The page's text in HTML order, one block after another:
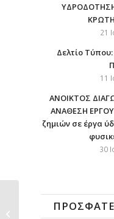
21
Δελτίο
11
ΑΝΟΙΚΤΟΣ
ΑΝΑΘΕΣΗ
ζημιών σε έργα
30
Υπογραφή Σύμβασης